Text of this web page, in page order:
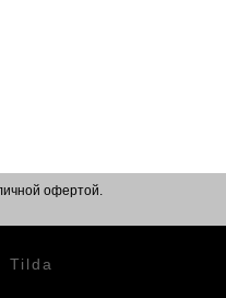
офертой.
Tilda